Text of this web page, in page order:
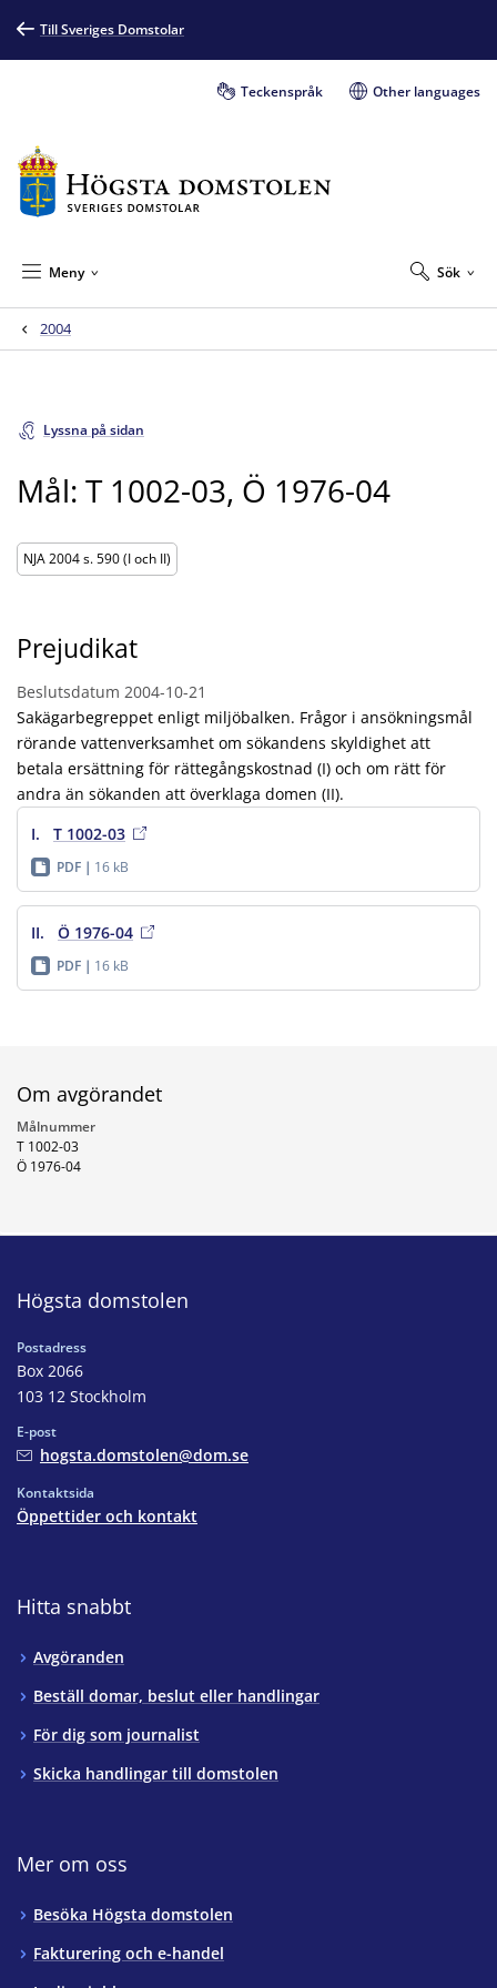
Till Sveriges Domstolar
Teckenspråk Other languages
Sök
Meny
2004
Lyssna på sidan
Mål: T 1002-03, Ö 1976-04
NJA 2004 s. 590 (I och II)
Prejudikat
Beslutsdatum 2004-10-21
Sakägarbegreppet enligt miljöbalken. Frågor i ansökningsmål
rörande vattenverksamhet om sökandens skyldighet att
betala ersättning för rättegångskostnad (I) och om rätt för
andra än sökanden att överklaga domen (II).
I.
T 1002-03
PDF 16 kB
II. Ö 1976-04
PDF 16 kB
Om avgörandet
Målnummer
T 1002-03
Ö 1976-04
Högsta domstolen
Postadress
Box 2066
103 12 Stockholm
E-post
hogsta.domstolen@dom.se
Kontaktsida
Öppettider och kontakt
Hitta snabbt
Avgöranden
Beställ domar, beslut eller handlingar
För dig som journalist
Skicka handlingar till domstolen
Mer om oss
Besöka Högsta domstolen
Fakturering och e-handel